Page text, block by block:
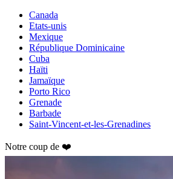
Canada
Etats-unis
Mexique
République Dominicaine
Cuba
Haïti
Jamaïque
Porto Rico
Grenade
Barbade
Saint-Vincent-et-les-Grenadines
Notre coup de ❤️